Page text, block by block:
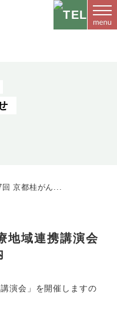
回 京都桂がん...
地域連携講演会
演会」を開催しますの